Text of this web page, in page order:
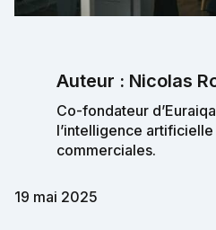
Auteur : Nicolas
Co-fondateur
l’intelligence
commerciales.
19 mai 2025